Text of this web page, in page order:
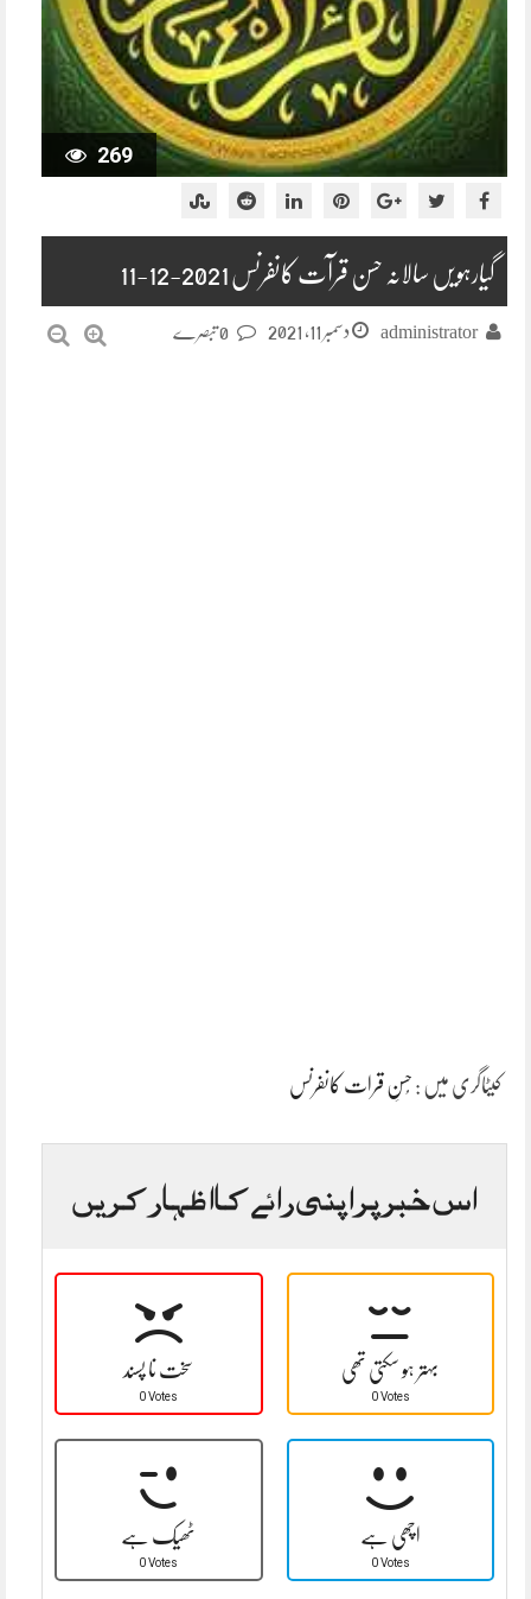
269
گیارہویں سالانہ حسن قرآت کانفرنس 2021-12-11
administrator دسمبر 11, 2021
کیٹاگری میں : حُسنِ قرات کانفرنس
اس خبر پر اپنی رائے کا اظہار کریں
سخت نا پسند
0 Votes
بہتر ہو سکتی تھی
0 Votes
ٹھیک ہے
0 Votes
اچھی ہے
0 Votes